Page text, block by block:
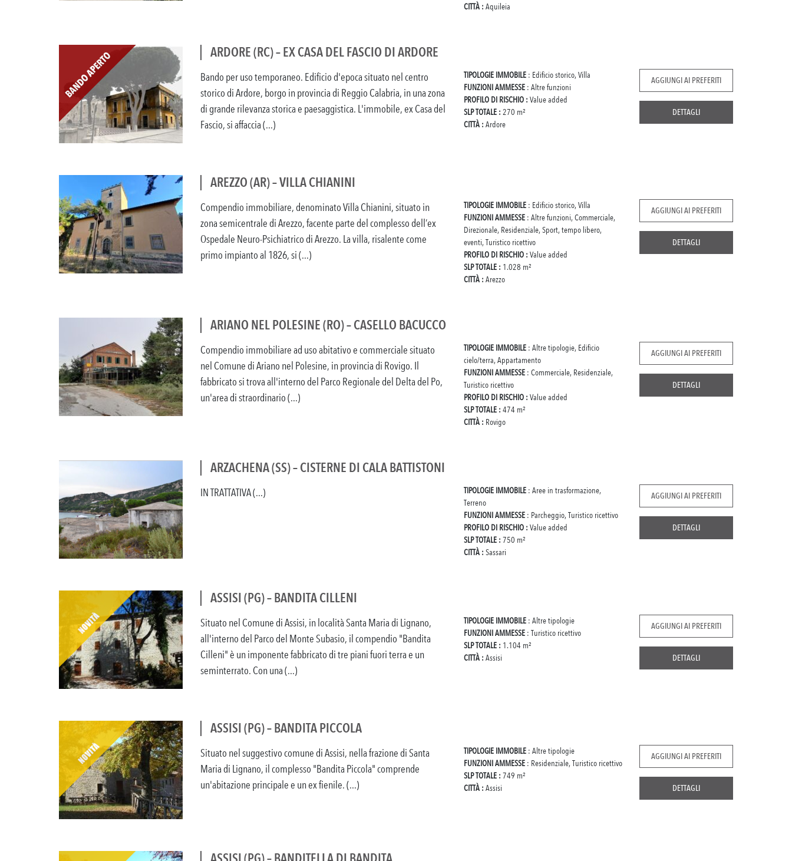
CITTÀ : Aquileia
ARDORE (RC) – EX CASA DEL FASCIO DI ARDORE
Bando per uso temporaneo. Edificio d'epoca situato nel centro
storico di Ardore, borgo in provincia di Reggio Calabria, in una zona
di grande rilevanza storica e paesaggistica. L'immobile, ex Casa del
Fascio, si affaccia (...)
TIPOLOGIE IMMOBILE : Edificio storico, Villa
FUNZIONI AMMESSE : Altre funzioni
PROFILO DI RISCHIO : Value added
SLP TOTALE : 270 m²
CITTÀ : Ardore
AGGIUNGI AI PREFERITI
DETTAGLI
AREZZO (AR) – VILLA CHIANINI
Compendio immobiliare, denominato Villa Chianini, situato in
zona semicentrale di Arezzo, facente parte del complesso dell’ex
Ospedale Neuro-Psichiatrico di Arezzo. La villa, risalente come
primo impianto al 1826, si (...)
TIPOLOGIE IMMOBILE : Edificio storico, Villa
FUNZIONI AMMESSE : Altre funzioni, Commerciale,
Direzionale, Residenziale, Sport, tempo libero,
eventi, Turistico ricettivo
PROFILO DI RISCHIO : Value added
SLP TOTALE : 1.028 m²
CITTÀ : Arezzo
AGGIUNGI AI PREFERITI
DETTAGLI
ARIANO NEL POLESINE (RO) – CASELLO BACUCCO
Compendio immobiliare ad uso abitativo e commerciale situato
nel Comune di Ariano nel Polesine, in provincia di Rovigo. Il
fabbricato si trova all'interno del Parco Regionale del Delta del Po,
un'area di straordinario (...)
TIPOLOGIE IMMOBILE : Altre tipologie, Edificio
cielo/terra, Appartamento
FUNZIONI AMMESSE : Commerciale, Residenziale,
Turistico ricettivo
PROFILO DI RISCHIO : Value added
SLP TOTALE : 474 m²
CITTÀ : Rovigo
AGGIUNGI AI PREFERITI
DETTAGLI
ARZACHENA (SS) – CISTERNE DI CALA BATTISTONI
IN TRATTATIVA (...) TIPOLOGIE IMMOBILE : Aree in trasformazione,
Terreno
FUNZIONI AMMESSE : Parcheggio, Turistico ricettivo
PROFILO DI RISCHIO : Value added
SLP TOTALE : 750 m²
CITTÀ : Sassari
AGGIUNGI AI PREFERITI
DETTAGLI
ASSISI (PG) – BANDITA CILLENI
Situato nel Comune di Assisi, in località Santa Maria di Lignano,
all'interno del Parco del Monte Subasio, il compendio "Bandita
Cilleni" è un imponente fabbricato di tre piani fuori terra e un
seminterrato. Con una (...)
TIPOLOGIE IMMOBILE : Altre tipologie
FUNZIONI AMMESSE : Turistico ricettivo
SLP TOTALE : 1.104 m²
CITTÀ : Assisi
AGGIUNGI AI PREFERITI
DETTAGLI
ASSISI (PG) – BANDITA PICCOLA
Situato nel suggestivo comune di Assisi, nella frazione di Santa
Maria di Lignano, il complesso "Bandita Piccola" comprende
un'abitazione principale e un ex fienile. (...)
TIPOLOGIE IMMOBILE : Altre tipologie
FUNZIONI AMMESSE : Residenziale, Turistico ricettivo
SLP TOTALE : 749 m²
CITTÀ : Assisi
AGGIUNGI AI PREFERITI
DETTAGLI